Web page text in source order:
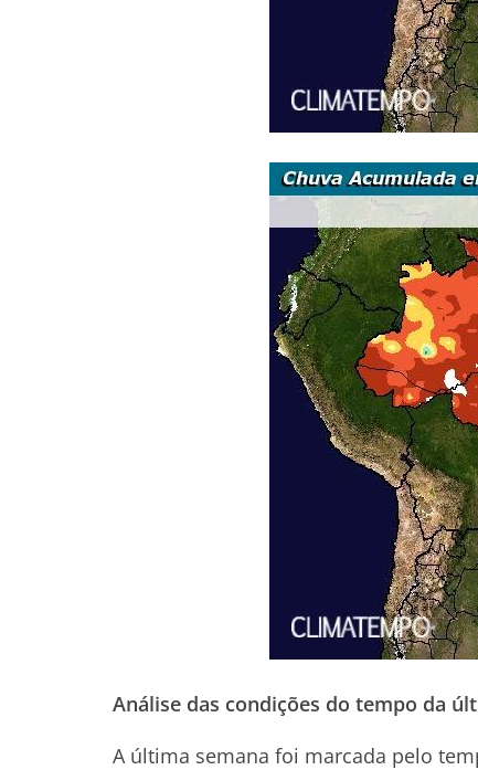
Análise das condições do tempo da
A última semana foi marcada pelo